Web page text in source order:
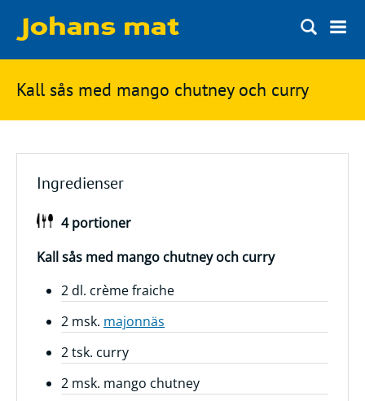
Matbloggen
Innertemperaturer
Ingredienser
Matsnack
Ölbloggen
Ölsnack
Topplistan
Bryggerier
Ölstilar
Kontakt
Frågor
Sök
på
Johans
mat
Kall sås med mango chutney och curry
Ingredienser
4 portioner
Kall sås med mango chutney och curry
2 dl. crème fraiche
2 msk. majonnäs
2 tsk. curry
2 msk. mango chutney